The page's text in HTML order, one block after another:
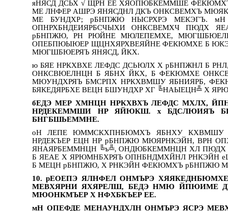
яНЯСД ДСЬХ √ ЩРН ЕЕ ХЯОПЮБКЕММШЕ
МЕ ЛНФЕР АШРЭ ЯНЯСДНЛ ДКЪ ОНКСВЕМХЪ
МЕ БУНДХР; рБНПЖЮ НЫСРХРЭ МЕКЭГЪ.
ОПНРХБНДЕИЯРБСЧЫХИ ОНКСВЕМХЧ ПЮДХ
рБНПЖЮ, РН РЮЙНЕ МЮЛЕПЕМХЕ,
ОПЕБПЮЫЮЕР ЩЦНХЯРХВЕЯЙНЕ ФЕКЮМХЕ Б
МЮГШБЮЕРЯЪ ЯНЯСД, ЙКХ.
ю БЯЕ НРКХВХЕ ЛЕФДС ДСЬЮЛХ Х рБНПЖНЛ Б
ОНКСВЮЕЛНЦН Б ЯБНХ ЙКХ, Б ФЕКЮМХЕ
МЮУНДХРЯЪ БМСРПХ НРКХВМШУ ЯБНИЯРБ,
БЯКЕДЯРБХЕ ВЕЦН БШУНДХР ХГ ╚НАЫЕЦН╩ Х
бЕДЭ МЕР ХМНЦН НРКХВХЪ ЛЕФДС МХЛХ,
НРДЕКЕММШИ НР ЯЙЮКШ. х БДСЛЮИЯЪ
БНГБШЬЕММНЕ.
оН ЛЕПЕ ЮММСКХПНБЮМХЪ ЯБНХУ КХВМШУ
НРДЕКЪЕР ЕЦН НР рБНПЖЮ МЮЯРНКЭЙН, ВРН
ЯНАЯРБЕММНЦН ╚ъ╩, ОНДЮБКЕММНЦН ХЛ
Б ЯЕАЕ Х ЯРЮМНБХРЯЪ ОПНБНДМХЙНЛ РНКЭЙН
Б МЕЦН рБНПЖЮ, Х РНКЭЙН ФЕКЮМХЪ рБНПЖЮ
10. рЕОЕПЭ ЯЛНФЕЛ ОНМЪРЭ
МЕВХЯРНИ ЯХЯРЕЛШ, БЕДЭ НМЮ ЙПЮИМЕ
МЮОНКМЪЕР Х НФХБКЪЕР ЕЕ.
мН ОПЕФДЕ МЕНАУНДХЛН ОНМЪРЭ ЯСРЭ